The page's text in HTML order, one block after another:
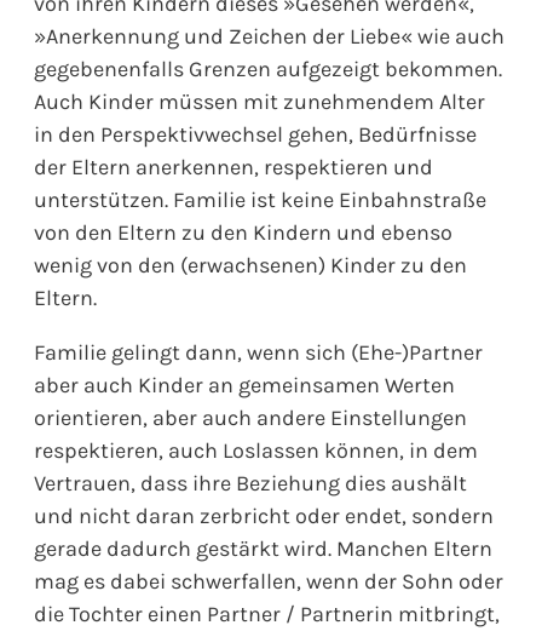
»Anerkennung und Zeichen der Liebe« wie auch
gegebenenfalls Grenzen aufgezeigt bekommen.
Auch Kinder müssen mit zunehmendem Alter
in den Perspektivwechsel gehen, Bedürfnisse
der Eltern anerkennen, respektieren und
unterstützen. Familie ist keine Einbahnstraße
von den Eltern zu den Kindern und ebenso
wenig von den (erwachsenen) Kinder zu den
Eltern.
Familie gelingt dann, wenn sich (Ehe-)Partner
aber auch Kinder an gemeinsamen Werten
orientieren, aber auch andere Einstellungen
respektieren, auch Loslassen können, in dem
Vertrauen, dass ihre Beziehung dies aushält
und nicht daran zerbricht oder endet, sondern
gerade dadurch gestärkt wird. Manchen Eltern
mag es dabei schwerfallen, wenn der Sohn oder
die Tochter einen Partner / Partnerin mitbringt,